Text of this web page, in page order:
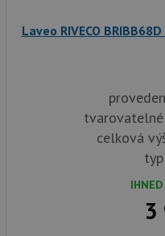
Laveo RIVECO
celková
3